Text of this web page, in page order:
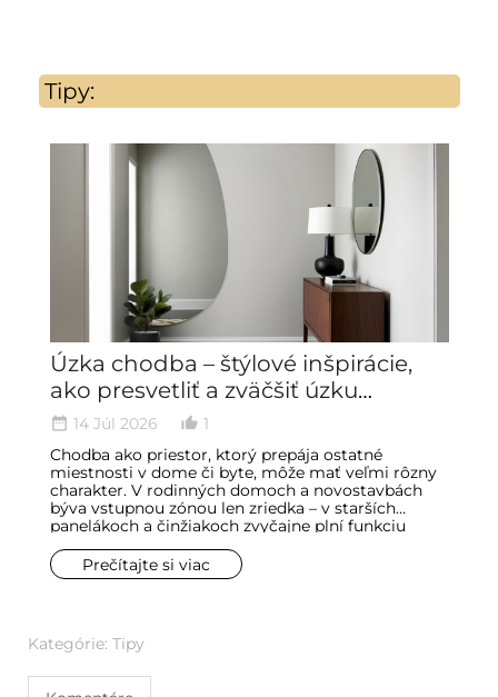
Tipy:
Úzka chodba – štýlové inšpirácie,
ako presvetliť a zväčšiť úzku
predsieň
date_range 14 Júl 2026 thumb_up_alt 1
Chodba ako priestor, ktorý prepája ostatné
miestnosti v dome či byte, môže mať veľmi rôzny
charakter. V rodinných domoch a novostavbách
býva vstupnou zónou len zriedka – v starších
panelákoch a činžiakoch zvyčajne plní funkciu
stiesnenosti pritom ľahko znásobíme nevhodným
zariadením, najmä v malých bytoch, kde sa počíta
Prečítajte si viac
Kategórie: Tipy